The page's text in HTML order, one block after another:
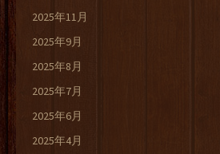
2025年11月
2025年9月
2025年8月
2025年7月
2025年6月
2025年4月